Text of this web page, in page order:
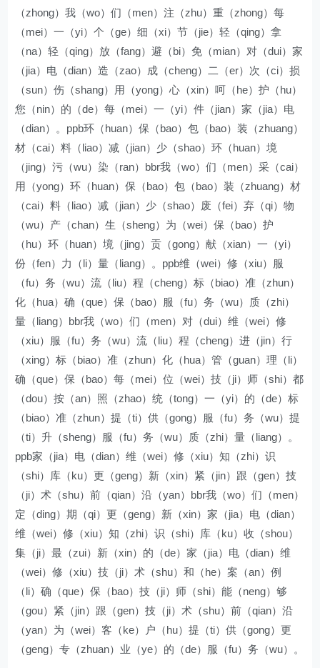
（zhong）我（wo）们（men）注（zhu）重（zhong）每
（mei）一（yi）个（ge）细（xi）节（jie）轻（qing）拿
（na）轻（qing）放（fang）避（bi）免（mian）对（dui）家
（jia）电（dian）造（zao）成（cheng）二（er）次（ci）损
（sun）伤（shang）用（yong）心（xin）呵（he）护（hu）
您（nin）的（de）每（mei）一（yi）件（jian）家（jia）电
（dian）。ppb环（huan）保（bao）包（bao）装（zhuang）
材（cai）料（liao）减（jian）少（shao）环（huan）境
（jing）污（wu）染（ran）bbr我（wo）们（men）采（cai）
用（yong）环（huan）保（bao）包（bao）装（zhuang）材
（cai）料（liao）减（jian）少（shao）废（fei）弃（qi）物
（wu）产（chan）生（sheng）为（wei）保（bao）护
（hu）环（huan）境（jing）贡（gong）献（xian）一（yi）
份（fen）力（li）量（liang）。ppb维（wei）修（xiu）服
（fu）务（wu）流（liu）程（cheng）标（biao）准（zhun）
化（hua）确（que）保（bao）服（fu）务（wu）质（zhi）
量（liang）bbr我（wo）们（men）对（dui）维（wei）修
（xiu）服（fu）务（wu）流（liu）程（cheng）进（jin）行
（xing）标（biao）准（zhun）化（hua）管（guan）理（li）
确（que）保（bao）每（mei）位（wei）技（ji）师（shi）都
（dou）按（an）照（zhao）统（tong）一（yi）的（de）标
（biao）准（zhun）提（ti）供（gong）服（fu）务（wu）提
（ti）升（sheng）服（fu）务（wu）质（zhi）量（liang）。
ppb家（jia）电（dian）维（wei）修（xiu）知（zhi）识
（shi）库（ku）更（geng）新（xin）紧（jin）跟（gen）技
（ji）术（shu）前（qian）沿（yan）bbr我（wo）们（men）
定（ding）期（qi）更（geng）新（xin）家（jia）电（dian）
维（wei）修（xiu）知（zhi）识（shi）库（ku）收（shou）
集（ji）最（zui）新（xin）的（de）家（jia）电（dian）维
（wei）修（xiu）技（ji）术（shu）和（he）案（an）例
（li）确（que）保（bao）技（ji）师（shi）能（neng）够
（gou）紧（jin）跟（gen）技（ji）术（shu）前（qian）沿
（yan）为（wei）客（ke）户（hu）提（ti）供（gong）更
（geng）专（zhuan）业（ye）的（de）服（fu）务（wu）。